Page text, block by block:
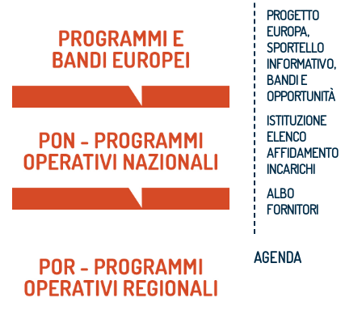
PROGETTO
EUROPA,
SPORTELLO
INFORMATIVO,
BANDI E
OPPORTUNITÀ
ISTITUZIONE
ELENCO
AFFIDAMENTO
INCARICHI
ALBO
FORNITORI
AGENDA